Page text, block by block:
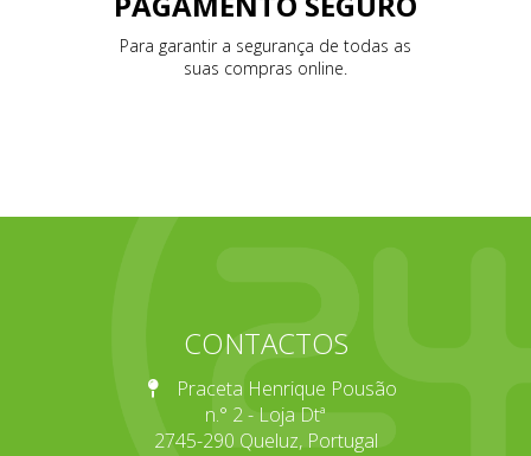
Para garantir a segurança de todas as
suas compras online.
CONTACTOS
Praceta Henrique Pousão
n.° 2 - Loja Dtª
2745-290 Queluz, Portugal